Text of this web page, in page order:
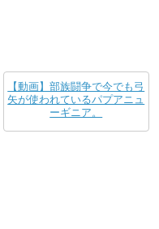
【動画】部族闘争で今でも弓
矢が使われているパプアニュ
ーギニア。